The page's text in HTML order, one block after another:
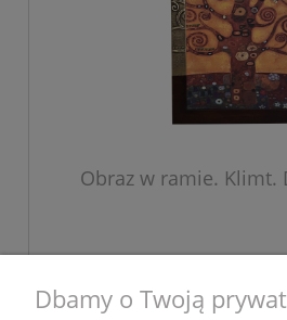
Obraz w ramie. Klimt.
Dbamy o Twoją